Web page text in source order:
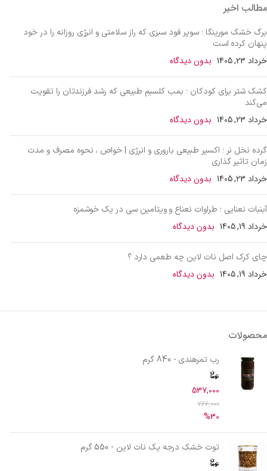
مطالب اخیر
برگ خشک مورینگا ؛ سوپر فود سبزی که راز سلامتی و انرژی روزانه را در خود
پنهان کرده است
خرداد 23, 1405 بدون دیدگاه
کشک شتر برای کودکان ؛ بمب کلسیم طبیعی که رشد فرزندتان را تقویت
می‌کند
خرداد 23, 1405 بدون دیدگاه
گرده نخل نر ؛ اکسیر طبیعی باروری و انرژی | خواص ، نحوه مصرف و مدت
زمان تاثیر گذاری
خرداد 23, 1405 بدون دیدگاه
آبنبات نعنایی ؛ طراوات نعناع و ویتامین سی در یک خوشمزه
خرداد 19, 1405 بدون دیدگاه
چای کرک اصل نات لاین چه طعمی دارد ؟
خرداد 19, 1405 بدون دیدگاه
محصولات
رب تمرهندی - 840 گرم
537,000
766,000
%30
توت خشک درجه یک نات لاین - 550 گرم